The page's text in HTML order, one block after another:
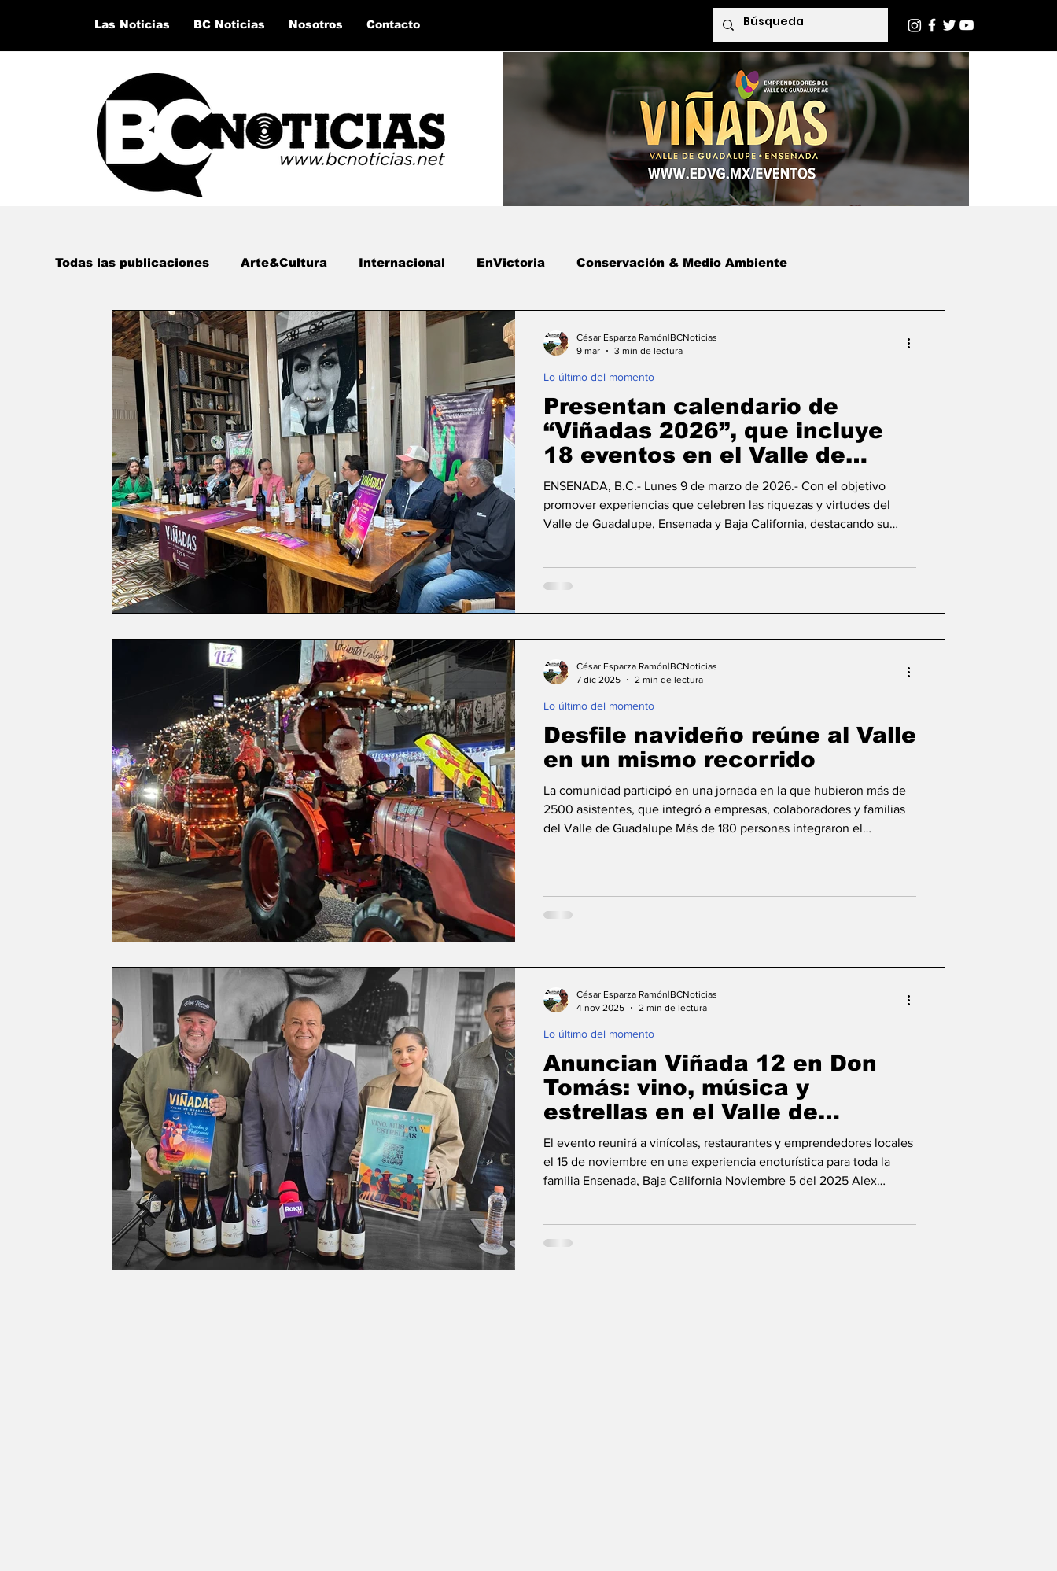
Las Noticias BC Noticias Nosotros Contacto
Todas las publicaciones Arte&Cultura Internacional EnVictoria Conservación & Medio Ambiente
Lo último del momento San Quintín, BC Bahía de los Ángeles, BC
Política EntramadoBC Tijuana, Baja California Ciencia & Tech
Presentan calendario de
“Viñadas 2026”, que incluye
18 eventos en el Valle de
Guadalupe
ENSENADA, B.C.- Lunes 9 de marzo de 2026.- Con el objetivo
promover experiencias que celebren las riquezas y virtudes del
Valle de Guadalupe, Ensenada y Baja California, destacando su
Guadalupe (EDVG) presentó el calendario oficial de “Viñadas
en el Valle de Guadalupe. Las actividades
Lo último del momento
César Esparza Ramón|BCNoticias
9 mar
3 min de lectura
Desfile navideño reúne al Valle
en un mismo recorrido
La comunidad participó en una jornada en la que hubieron más de
2500 asistentes, que integró a empresas, colaboradores y familias
del Valle de Guadalupe Más de 180 personas integraron el
Estudillo Bernal, presidente de Empren
Lo último del momento
César Esparza Ramón|BCNoticias
7 dic 2025
2 min de lectura
Anuncian Viñada 12 en Don
Tomás: vino, música y
estrellas en el Valle de
Guadalupe
El evento reunirá a vinícolas, restaurantes y emprendedores locales
el 15 de noviembre en una experiencia enoturística para toda la
familia Ensenada, Baja California Noviembre 5 del 2025 Alex
a cabo el 15 de noviembre en el Valle de Guadalupe. El encuentro
jornada de degustaciones, gastr
Lo último del momento
César Esparza Ramón|BCNoticias
4 nov 2025
2 min de lectura